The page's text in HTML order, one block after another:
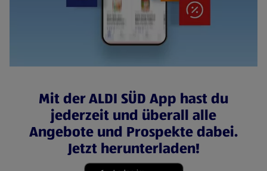
Mit der ALDI SÜD App hast du
jederzeit und überall alle
Angebote und Prospekte dabei.
Jetzt herunterladen!